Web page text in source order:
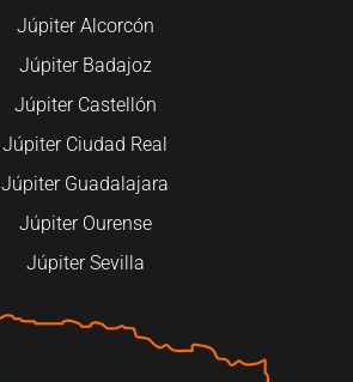
Júpiter Alcorcón
Júpiter Badajoz
Júpiter Castellón
Júpiter Ciudad Real
Júpiter Guadalajara
Júpiter Ourense
Júpiter Sevilla